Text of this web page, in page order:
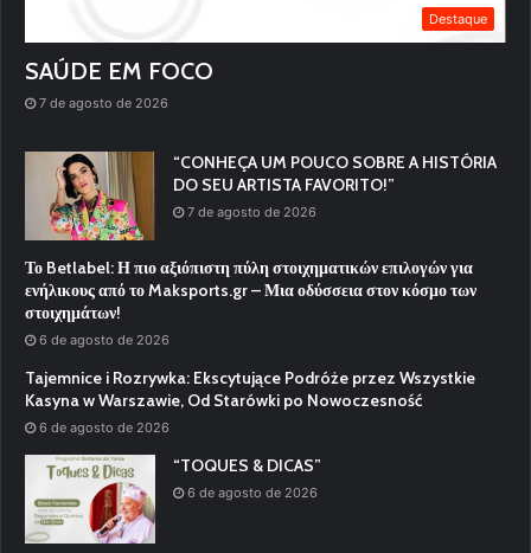
Destaque
SAÚDE EM FOCO
7 de agosto de 2026
“CONHEÇA UM POUCO SOBRE A HISTÓRIA
DO SEU ARTISTA FAVORITO!”
7 de agosto de 2026
Το Betlabel: Η πιο αξιόπιστη πύλη στοιχηματικών επιλογών για
ενήλικους από το Maksports.gr – Μια οδύσσεια στον κόσμο των
στοιχημάτων!
6 de agosto de 2026
Tajemnice i Rozrywka: Ekscytujące Podróże przez Wszystkie
Kasyna w Warszawie, Od Starówki po Nowoczesność
6 de agosto de 2026
“TOQUES & DICAS”
6 de agosto de 2026